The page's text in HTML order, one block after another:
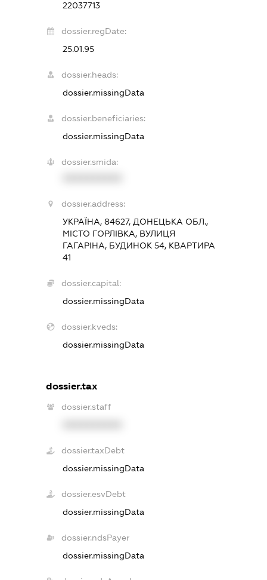
22037713
dossier.regDate:
25.01.95
dossier.heads:
dossier.missingData
dossier.beneficiaries:
dossier.missingData
dossier.smida:
dossier.address:
УКРАЇНА, 84627, ДОНЕЦЬКА ОБЛ.,
МІСТО ГОРЛІВКА, ВУЛИЦЯ
ГАГАРІНА, БУДИНОК 54, КВАРТИРА
41
dossier.capital:
dossier.missingData
dossier.kveds:
dossier.missingData
dossier.tax
dossier.staff
dossier.taxDebt
dossier.missingData
dossier.esvDebt
dossier.missingData
dossier.ndsPayer
dossier.missingData